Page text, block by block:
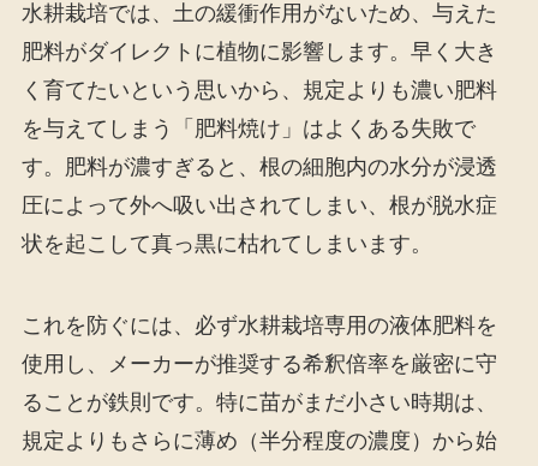
水耕栽培では、土の緩衝作用がないため、与えた
肥料がダイレクトに植物に影響します。早く大き
く育てたいという思いから、規定よりも濃い肥料
を与えてしまう「肥料焼け」はよくある失敗で
す。肥料が濃すぎると、根の細胞内の水分が浸透
圧によって外へ吸い出されてしまい、根が脱水症
状を起こして真っ黒に枯れてしまいます。
これを防ぐには、必ず水耕栽培専用の液体肥料を
使用し、メーカーが推奨する希釈倍率を厳密に守
ることが鉄則です。特に苗がまだ小さい時期は、
規定よりもさらに薄め（半分程度の濃度）から始